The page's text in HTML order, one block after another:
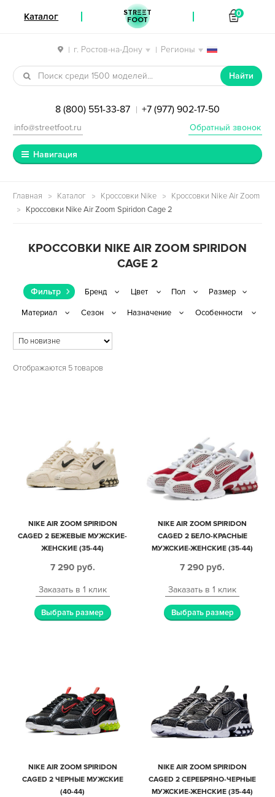
| г. Ростов-на-Дону | Регионы
Перейти к навигации
Перейти к содержимому
Найти
8 (800) 551-33-87 | +7 (977) 902-17-50
Обратный звонок
info@streetfoot.ru
Навигация
Главная Каталог Кроссовки Nike
Кроссовки Nike Air Zoom
Кроссовки Nike Air Zoom Spiridon Cage 2
КРОССОВКИ NIKE AIR ZOOM SPIRIDON
CAGE 2
Фильтр
Отображаются 5 товаров
NIKE AIR ZOOM SPIRIDON
CAGED 2 БЕЖЕВЫЕ МУЖСКИЕ-
ЖЕНСКИЕ (35-44)
7 290 руб.
Заказать в 1 клик
Выбрать размер
NIKE AIR ZOOM SPIRIDON
CAGED 2 БЕЛО-КРАСНЫЕ
МУЖСКИЕ-ЖЕНСКИЕ (35-44)
7 290 руб.
Заказать в 1 клик
Выбрать размер
NIKE AIR ZOOM SPIRIDON
CAGED 2 ЧЕРНЫЕ МУЖСКИЕ
(40-44)
NIKE AIR ZOOM SPIRIDON
CAGED 2 СЕРЕБРЯНО-ЧЕРНЫЕ
МУЖСКИЕ-ЖЕНСКИЕ (35-44)
Каталог STREET
FOOT
0